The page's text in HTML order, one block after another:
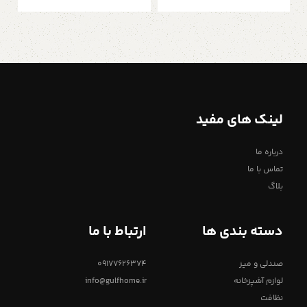
لینک های مفید
درباره ما
تماس با ما
بلاگ
دسته بندی ها
صندلی و میز
لوازم آشپزخانه
نظافت
ارتباط با ما
09177626374
info@gulfhome.ir